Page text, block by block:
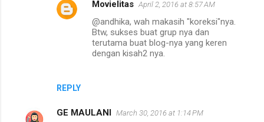
REPLY
Movielitas April 2, 2016 at 8:57 AM
@andhika, wah makasih "koreksi"nya.
Btw, sukses buat grup nya dan
terutama buat blog-nya yang keren
dengan kisah2 nya.
GE MAULANI March 30, 2016 at 1:14 PM